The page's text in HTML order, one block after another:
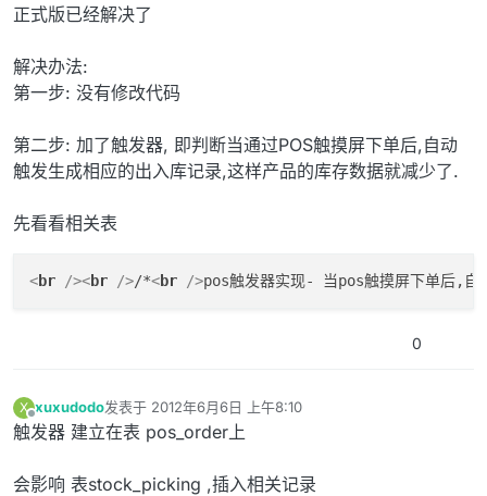
正式版已经解决了
解决办法:
第一步: 没有修改代码
第二步: 加了触发器, 即判断当通过POS触摸屏下单后,自动
触发生成相应的出入库记录,这样产品的库存数据就减少了.
先看看相关表
<br /><br />/*<br />pos触发器实现- 当pos触摸屏下单后,自
0
X
离线
xuxudodo发表于 2012年6月6日 上午8:10
最后由 编辑
触发器 建立在表 pos_order上
会影响 表stock_picking ,插入相关记录